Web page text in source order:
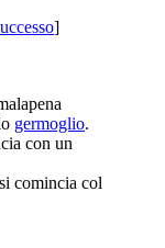
]
germoglio.
con un
comincia col